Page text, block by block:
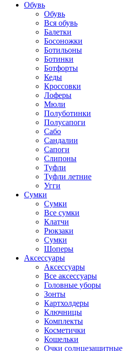
Обувь
Обувь
Вся обувь
Балетки
Босоножки
Ботильоны
Ботинки
Ботфорты
Кеды
Кроссовки
Лоферы
Мюли
Полуботинки
Полусапоги
Сабо
Сандалии
Сапоги
Слипоны
Туфли
Туфли летние
Угги
Сумки
Сумки
Все сумки
Клатчи
Рюкзаки
Сумки
Шоперы
Аксессуары
Аксессуары
Все аксессуары
Головные уборы
Зонты
Картхолдеры
Ключницы
Комплекты
Косметички
Кошельки
Очки солнцезащитные